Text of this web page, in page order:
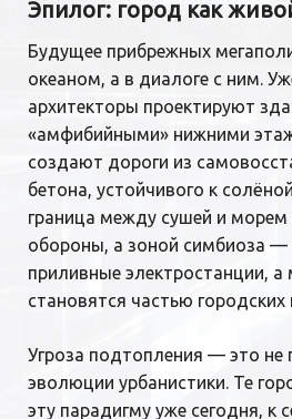
Эпилог: город как
Будущее прибрежных
океаном, а в диалоге с ним.
архитекторы проектируют
«амфибийными» нижними
создают дороги из
бетона, устойчивого к
граница между сушей и морем
обороны, а зоной симбиоза —
приливные электростанции, а
становятся частью городских
Угроза подтопления — это не
эволюции урбанистики. Те
эту парадигму уже сегодня, к